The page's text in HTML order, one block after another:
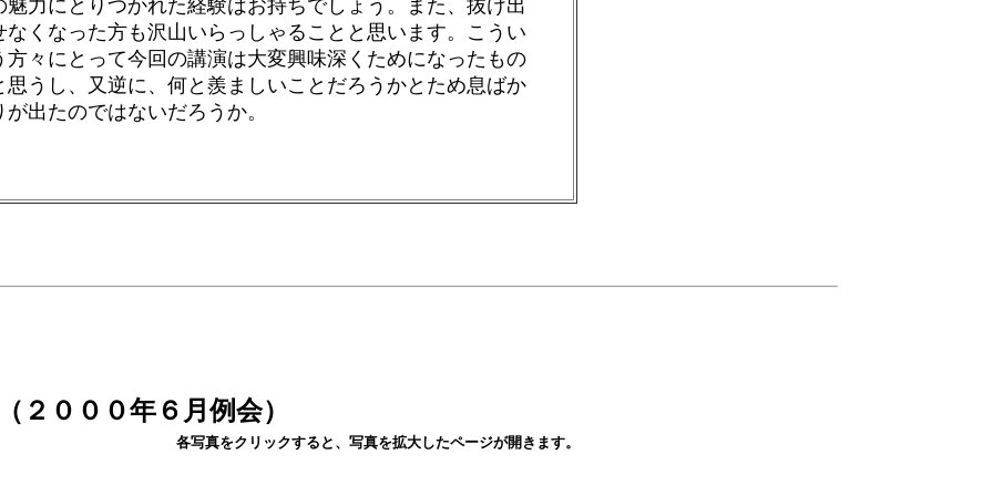
魅力にとりつかれた経験はお持ちでしょう。また、抜け出
なくなった方も沢山いらっしゃることと思います。こうい
方々にとって今回の講演は大変興味深くためになったもの
思うし、又逆に、何と羨ましいことだろうかとため息ばか
が出たのではないだろうか。
２０００年６月例会）
各写真をクリックすると、写真を拡大したページが開きます。